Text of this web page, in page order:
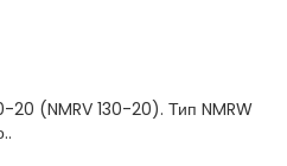
20 (NMRV 130-20). Тип NMRW